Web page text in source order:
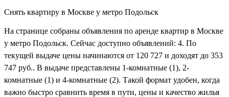
Снять квартиру в Москве у метро Подольск
На странице собраны объявления по аренде квартир в Москве
у метро Подольск. Сейчас доступно объявлений: 4. По
текущей выдаче цены начинаются от 120 727 и доходят до 353
747 руб.. В выдаче представлены 1-комнатные (1), 2-
комнатные (1) и 4-комнатные (2). Такой формат удобен, когда
важно быстро сравнить время в пути, цены и качество жилья